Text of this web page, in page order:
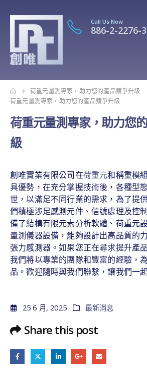
Call Us Now
886-2-2276-
荷重元量測專家，助力您的產品競爭升級
荷重元量測專家，助力您的產品競爭升級
荷重元量測專家，助力您
級
創唯實業有限公司在荷重元和稱重模
具優勢，在充分掌握技術後，各種型
世，以滿足不同行業的需求，為了提
們積極涉足感測元件、信號處理及控
備了結構有限元素分析軟體、荷重元
量測儀器設備，能夠設計出高品質的
張力感測器。如果您正在尋求提升產
我們將以專業的團隊和豐富的經驗，
品。歡迎隨時與我們聯繫，讓我們一
25 6 月, 2025 最新消息
Share this post